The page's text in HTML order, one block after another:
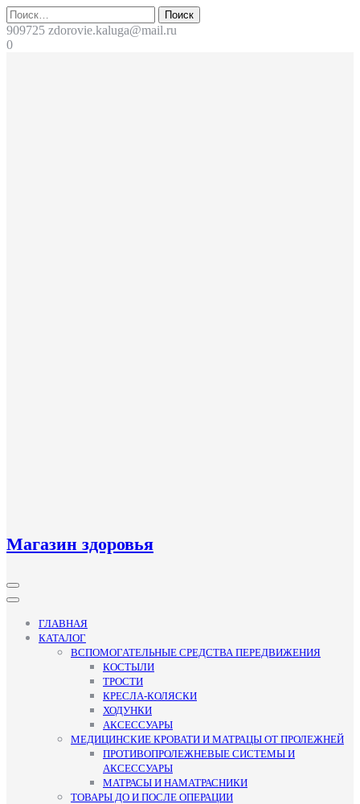
Перейти
к
содержимому
Поиск
909725 zdorovie.kaluga@mail.ru
0
Магазин здоровья
Кнопка
Открыть
ГЛАВНАЯ
КАТАЛОГ
ВСПОМОГАТЕЛЬНЫЕ СРЕДСТВА ПЕРЕДВИЖЕНИЯ
КОСТЫЛИ
ТРОСТИ
КРЕСЛА-КОЛЯСКИ
ХОДУНКИ
АКСЕССУАРЫ
МЕДИЦИНСКИЕ КРОВАТИ И МАТРАЦЫ ОТ ПРОЛЕЖНЕЙ
ПРОТИВОПРОЛЕЖНЕВЫЕ СИСТЕМЫ И
АКСЕССУАРЫ
МАТРАСЫ И НАМАТРАСНИКИ
ТОВАРЫ ДО И ПОСЛЕ ОПЕРАЦИИ